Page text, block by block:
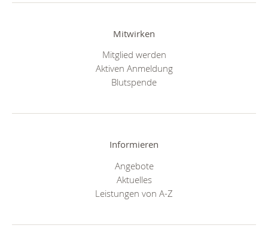
Mitwirken
Mitglied werden
Aktiven Anmeldung
Blutspende
Informieren
Angebote
Aktuelles
Leistungen von A-Z